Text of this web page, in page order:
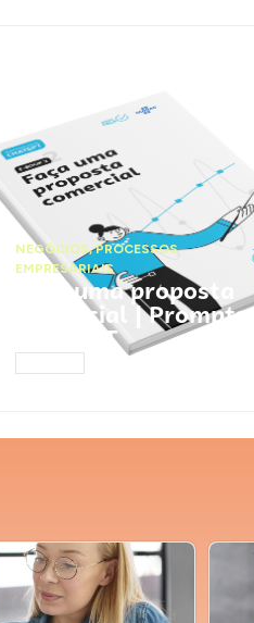
NEGÓCIOS,PROCESSOS
EMPRESARIAIS
Faça uma proposta
comercial | Prompts
ChatGPT